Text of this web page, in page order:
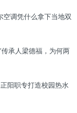
调凭什么拿下当地双
承人梁德福，为何两
阳职专打造校园热水